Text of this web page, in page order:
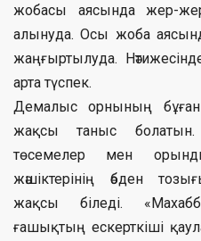
жобасы аясында жер-
алынуда. Осы жоба
жаңғыртылуда.
арта түспек.
Демалыс орнының бұған
жақсы таныс
төсемелер мен
жәшіктерінің әбден
жақсы біледі.
ғашықтың ескерткіші